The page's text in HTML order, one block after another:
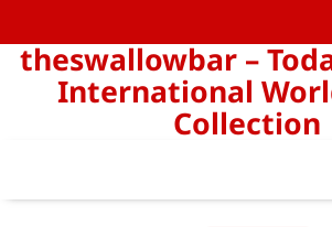
to
content
theswallowbar –
International
Collection